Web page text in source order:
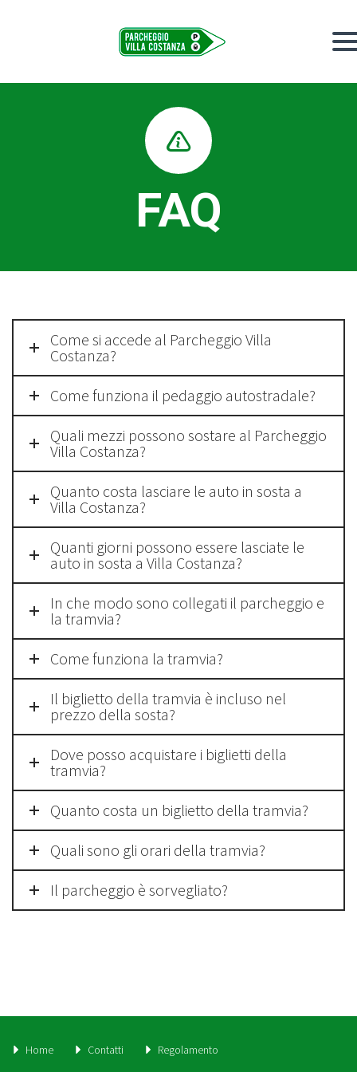


FAQ
Come si accede al Parcheggio Villa
Costanza?
Come funziona il pedaggio autostradale?
Quali mezzi possono sostare al Parcheggio
Villa Costanza?
Quanto costa lasciare le auto in sosta a
Villa Costanza?
Quanti giorni possono essere lasciate le
auto in sosta a Villa Costanza?
In che modo sono collegati il parcheggio e
la tramvia?
Come funziona la tramvia?
Il biglietto della tramvia è incluso nel
prezzo della sosta?
Dove posso acquistare i biglietti della
tramvia?
Quanto costa un biglietto della tramvia?
Quali sono gli orari della tramvia?
Il parcheggio è sorvegliato?
Home Contatti Regolamento